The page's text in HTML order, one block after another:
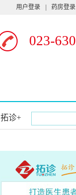
用户登录 药房登录
023-
拓诊+